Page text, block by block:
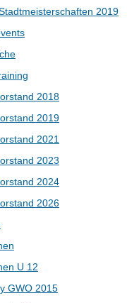
2019
2018
2019
2021
2023
2024
2026
U 12
GWO 2015